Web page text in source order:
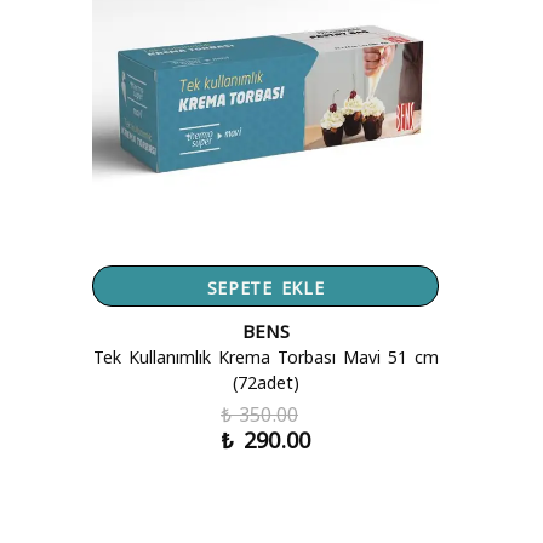
SEPETE EKLE
BENS
Tek Kullanımlık Krema Torbası Mavi 51 cm
(72adet)
₺ 350.00
₺ 290.00